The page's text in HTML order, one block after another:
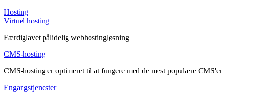
Hosting
Virtuel hosting
Færdiglavet pålidelig webhostingløsning
CMS-hosting
CMS-hosting er optimeret til at fungere med de mest populære CMS'er
Engangstjenester